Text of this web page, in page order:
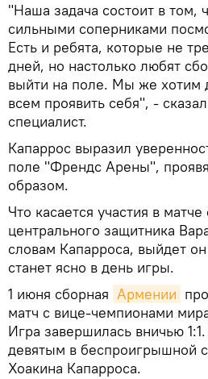
"Наша задача состоит в том,
сильными соперниками
Есть и ребята, которые не
дней, но настолько любят
выйти на поле. Мы же хотим
всем проявить себя", -
специалист.
Капаррос выразил
поле "Френдс Арены",
образом.
Что касается участия в
центрального защитника
словам Капарроса, выйдет
станет ясно в день игры.
1 июня сборная Армении
матч с вице-чемпионами
Игра завершилась вничью
девятым в беспроигрышной
Хоакина Капарроса.